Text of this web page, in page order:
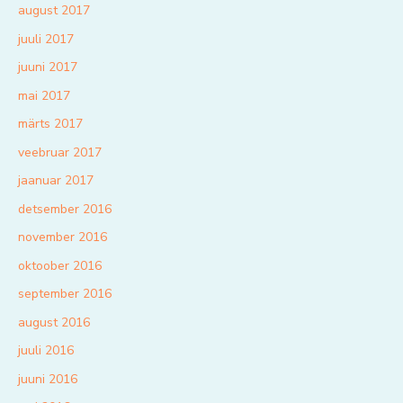
august 2017
juuli 2017
juuni 2017
mai 2017
märts 2017
veebruar 2017
jaanuar 2017
detsember 2016
november 2016
oktoober 2016
september 2016
august 2016
juuli 2016
juuni 2016